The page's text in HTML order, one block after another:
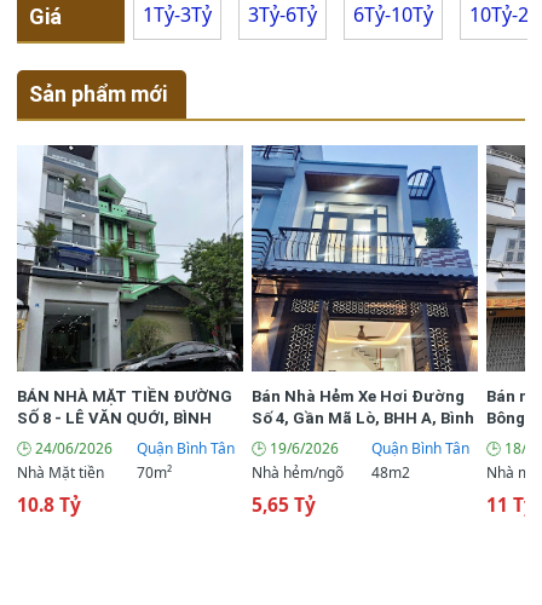
Giá
1Tỷ-3Tỷ
3Tỷ-6Tỷ
6Tỷ-10Tỷ
10Tỷ-
Sản phẩm mới
BÁN NHÀ MẶT TIỀN ĐƯỜNG
SỐ 8 - LÊ VĂN QUỚI, BÌNH
TÂN | 4 TẦNG | 70M² | CHỈ 10.8
TỶ
🕒 24/06/2026
Quận Bình Tân
Nhà Mặt tiền
70m²
10.8 Tỷ
Bán Nhà Hẻm Xe Hơi Đường
Số 4, Gần Mã Lò, BHH A, Bình
Tân
🕒 19/6/2026
Quận Bình Tân
Nhà hẻm/ngõ
48m2
5,65 Tỷ
Bán
Bông
lưng
🕒 18/
Nhà
11